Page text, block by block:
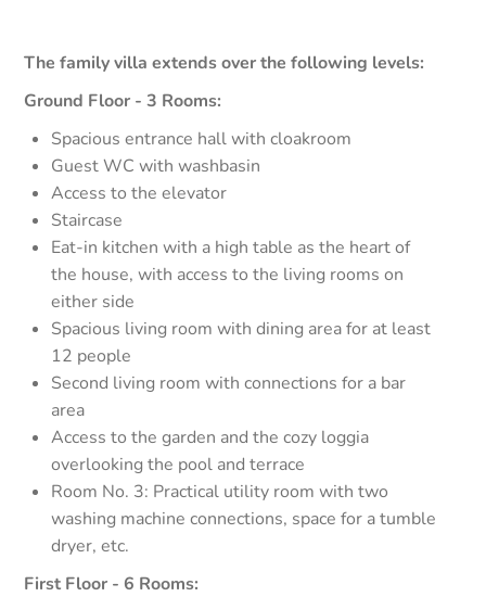
The family villa extends over the following levels:
Ground Floor - 3 Rooms:
Spacious entrance hall with cloakroom
Guest WC with washbasin
Access to the elevator
Staircase
Eat-in kitchen with a high table as the heart of
the house, with access to the living rooms on
either side
Spacious living room with dining area for at least
12 people
Second living room with connections for a bar
area
Access to the garden and the cozy loggia
overlooking the pool and terrace
Room No. 3: Practical utility room with two
washing machine connections, space for a tumble
dryer, etc.
First Floor - 6 Rooms: